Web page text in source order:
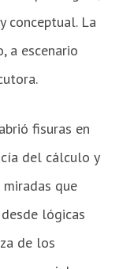
conceptual. La
a escenario
fisuras en
del cálculo y
que
lógicas
de los